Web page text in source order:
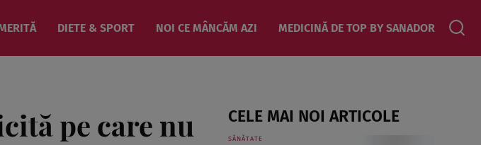
DIETE & SPORT NOI CE MÂNCĂM AZI MEDICINĂ DE TOP BY SANADOR
pe care nu
CELE MAI NOI ARTICOLE
SĂNĂTATE